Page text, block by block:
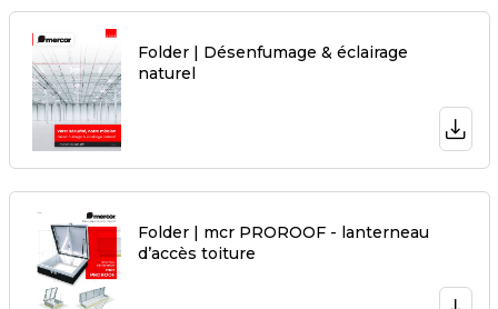
Folder | Désenfumage & éclairage
naturel
Folder | mcr PROROOF - lanterneau
d’accès toiture